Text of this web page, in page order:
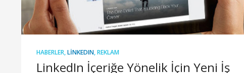
HABERLER,LINKEDIN,REKLAM
LinkedIn İçeriğe Yönelik İçin Yeni İş